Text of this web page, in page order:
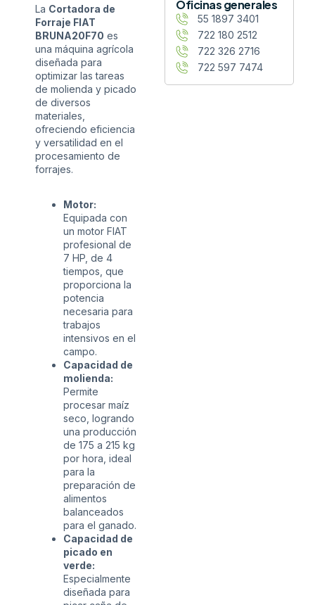
La Cortadora de
Forraje FIAT
BRUNA20F70 es
una máquina agrícola
diseñada para
optimizar las tareas
de molienda y picado
de diversos
materiales,
ofreciendo eficiencia
y versatilidad en el
procesamiento de
forrajes.
Motor:
Equipada con
un motor FIAT
profesional de
7 HP, de 4
tiempos, que
proporciona la
potencia
necesaria para
trabajos
intensivos en el
campo.
Capacidad de
molienda:
Permite
procesar maíz
seco, logrando
una producción
de 175 a 215 kg
por hora, ideal
para la
preparación de
alimentos
balanceados
para el ganado.
Capacidad de
picado en
verde:
Especialmente
diseñada para
Oficinas generales
55 1897 3401
722 180 2512
722 326 2716
722 597 7474